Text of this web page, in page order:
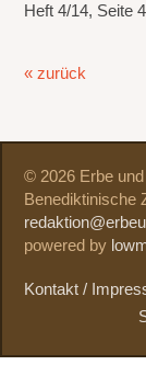
Heft 4/14, Seite
« zurück
© 2026 Erbe und
Benediktinische
powered by
Kontakt /